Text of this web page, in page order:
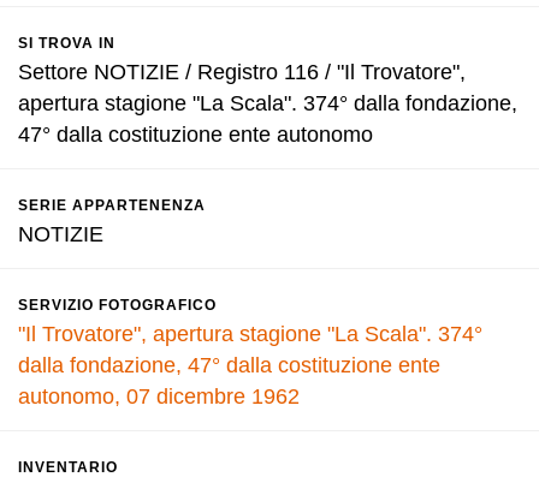
SI TROVA IN
Settore NOTIZIE / Registro 116 / "Il Trovatore",
apertura stagione "La Scala". 374° dalla fondazione,
47° dalla costituzione ente autonomo
SERIE APPARTENENZA
NOTIZIE
SERVIZIO FOTOGRAFICO
"Il Trovatore", apertura stagione "La Scala". 374°
dalla fondazione, 47° dalla costituzione ente
autonomo, 07 dicembre 1962
INVENTARIO